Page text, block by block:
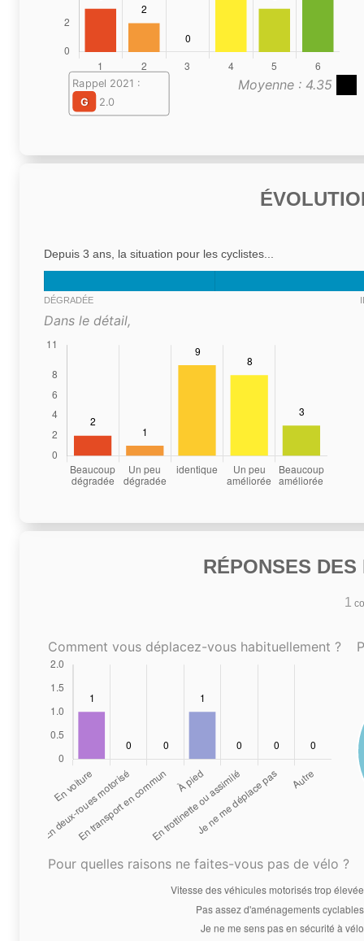
Moyenne : 4.35
Rappel 2021 :
G
2.0
Depuis 3 ans, la situation pour les cyclistes...
DÉGRADÉE
Dans le détail,
RÉPONSES
1
Comment vous déplacez-vous habituellement ?
Pour quelles raisons ne faites-vous pas de vélo ?